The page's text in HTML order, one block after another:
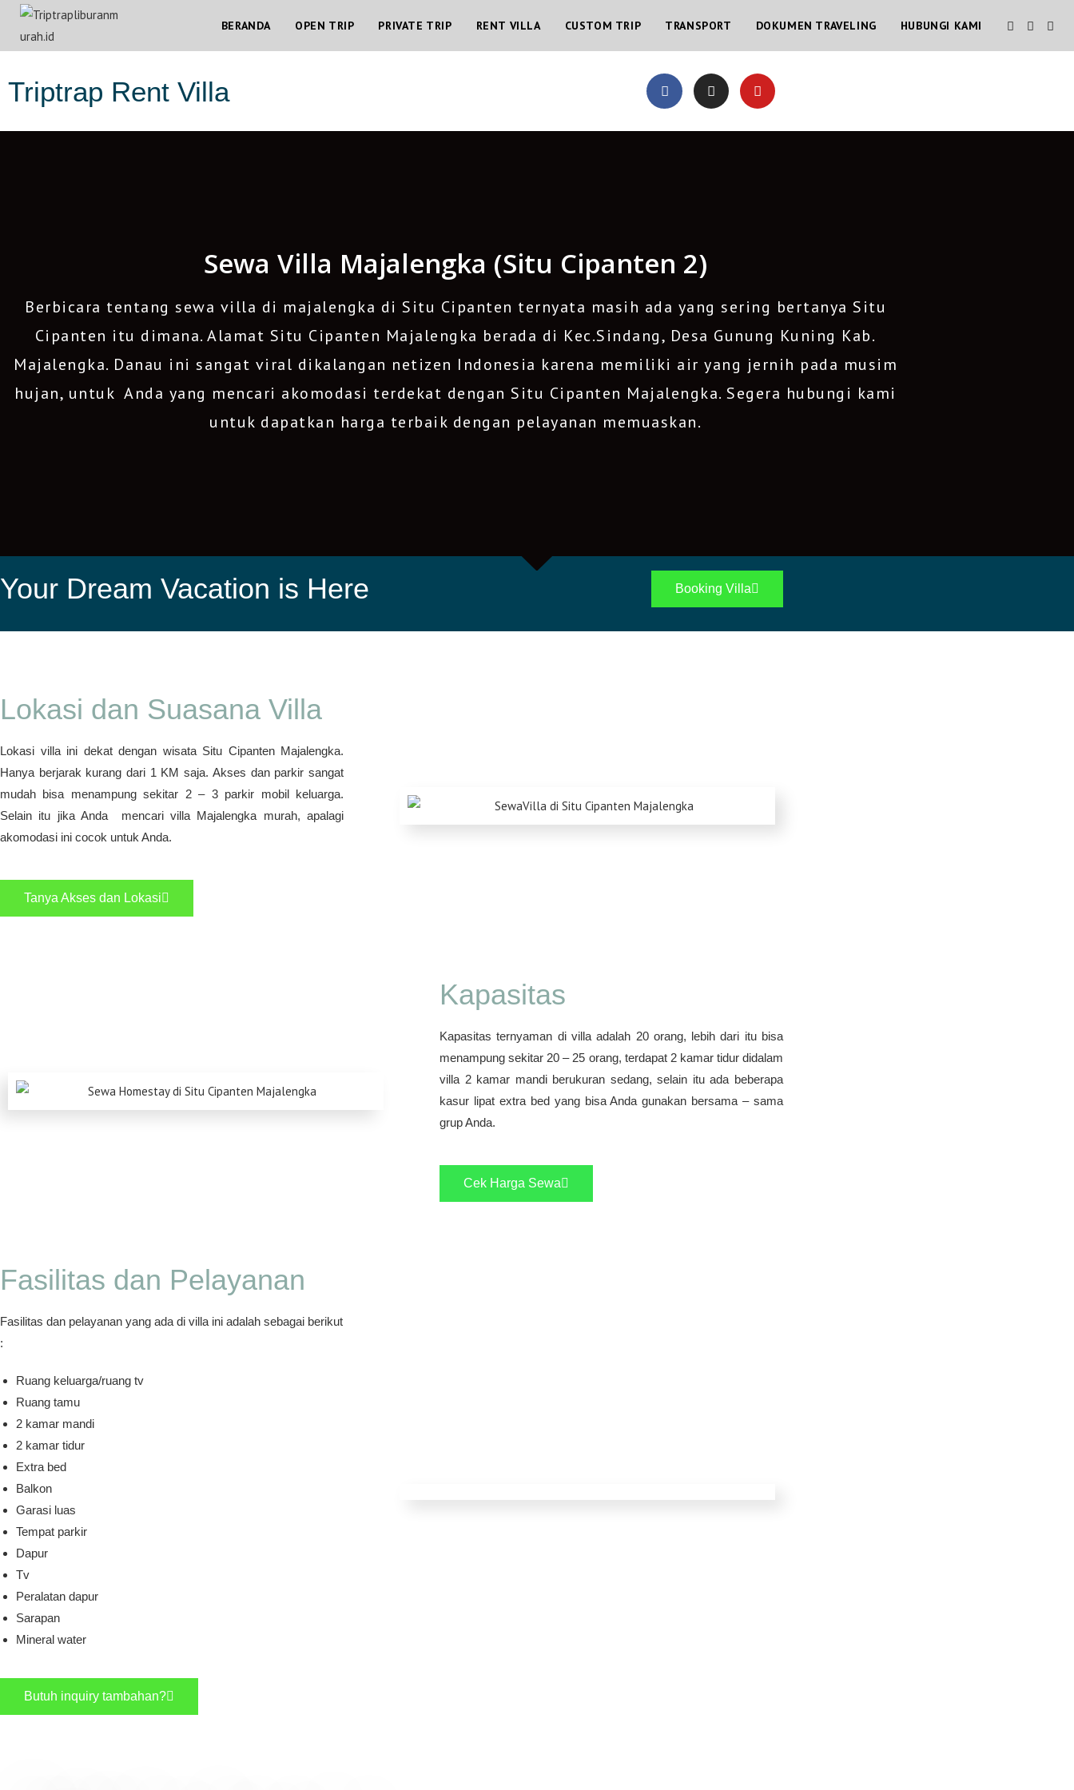
BERANDA OPEN TRIP PRIVATE TRIP RENT VILLA CUSTOM TRIP TRANSPORT DOKUMEN TRAVELING HUBUNGI KAMI
Triptrap Rent Villa
Sewa Villa Majalengka (Situ Cipanten 2)
Berbicara tentang sewa villa di majalengka di Situ Cipanten ternyata masih ada yang sering bertanya Situ
Cipanten itu dimana. Alamat Situ Cipanten Majalengka berada di Kec.Sindang, Desa Gunung Kuning Kab.
Majalengka. Danau ini sangat viral dikalangan netizen Indonesia karena memiliki air yang jernih pada musim
hujan, untuk Anda yang mencari akomodasi terdekat dengan Situ Cipanten Majalengka.Segera hubungi kami
untuk dapatkan harga terbaik dengan pelayanan memuaskan.
Your Dream Vacation is Here Booking Villa
Lokasi dan Suasana Villa
Lokasi villa ini dekat dengan wisata Situ Cipanten Majalengka.
Hanya berjarak kurang dari 1 KM saja. Akses dan parkir sangat
mudah bisa menampung sekitar 2 – 3 parkir mobil keluarga.
Selain itu jika Anda mencari villa Majalengka murah, apalagi
akomodasi ini cocok untuk Anda.
Tanya Akses dan Lokasi
Kapasitas
Kapasitas ternyaman di villa adalah 20 orang, lebih dari itu bisa
menampung sekitar 20 – 25 orang, terdapat 2 kamar tidur didalam
villa 2 kamar mandi berukuran sedang, selain itu ada beberapa
kasur lipat extra bed yang bisa Anda gunakan bersama – sama
grup Anda.
Cek Harga Sewa
Fasilitas dan Pelayanan
Fasilitas dan pelayanan yang ada di villa ini adalah sebagai berikut
:
Ruang keluarga/ruang tv
Ruang tamu
2 kamar mandi
2 kamar tidur
Extra bed
Balkon
Garasi luas
Tempat parkir
Dapur
Tv
Peralatan dapur
Sarapan
Mineral water
Butuh inquiry tambahan?